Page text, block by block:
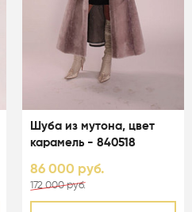
Шуба из мутона, цвет
карамель - 840518
86 000 руб.
172 000 руб.